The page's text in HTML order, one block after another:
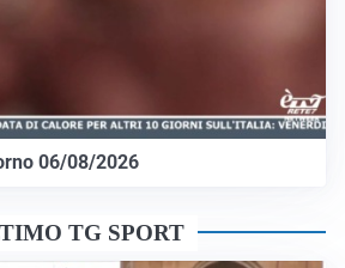
06/08/2026
TG SPORT